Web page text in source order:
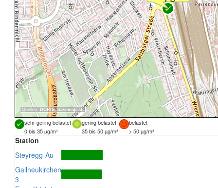
Quellen: DORIS, basemap.at
sehr gering belastet gering belastet
belastet
0 bis 35 µg/m³
35 bis 50 µg/m³ > 50 µg/m³
Station
Steyregg-Au
Gallneukirchen
3